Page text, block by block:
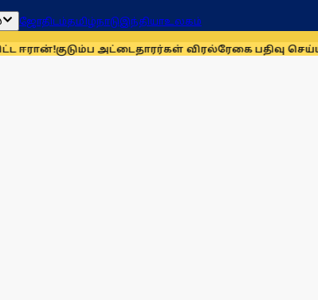
ஜோதிடம்தமிழ்நாடுஇந்தியாஉலகம்
குடும்ப அட்டைதாரர்கள் விரல்ரேகை பதிவு செய்ய இன்றே